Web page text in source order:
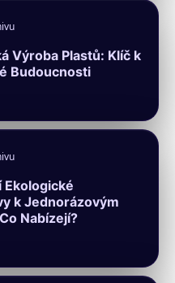
Výroba Plastů: Klíč k
Budoucnosti
Ekologické
k Jednorázovým
Nabízejí?